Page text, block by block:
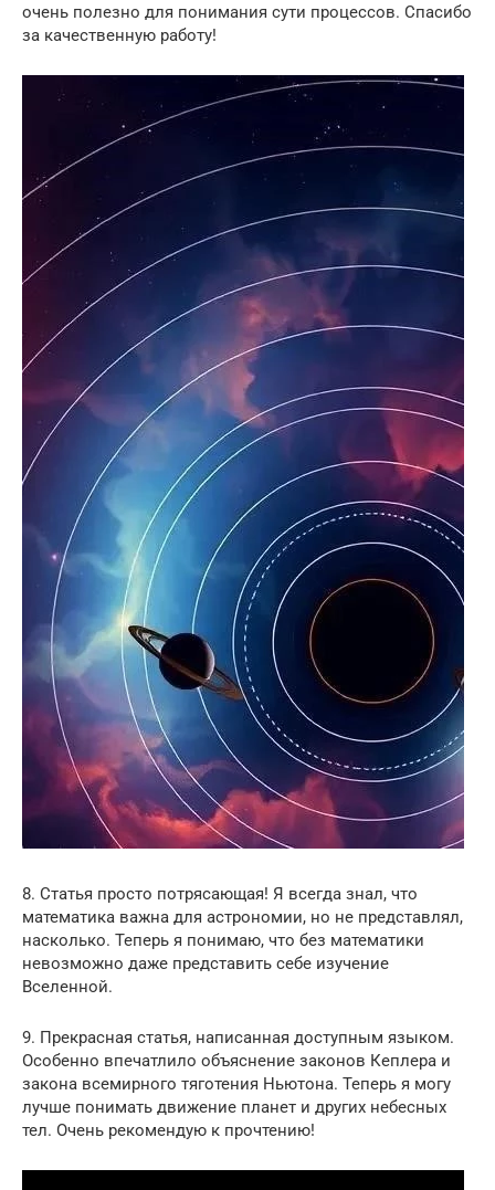
очень полезно для понимания сути процессов. Спасибо
за качественную работу!
8. Статья просто потрясающая! Я всегда знал, что
математика важна для астрономии, но не представлял,
насколько. Теперь я понимаю, что без математики
невозможно даже представить себе изучение
Вселенной.
9. Прекрасная статья, написанная доступным языком.
Особенно впечатлило объяснение законов Кеплера и
закона всемирного тяготения Ньютона. Теперь я могу
лучше понимать движение планет и других небесных
тел. Очень рекомендую к прочтению!